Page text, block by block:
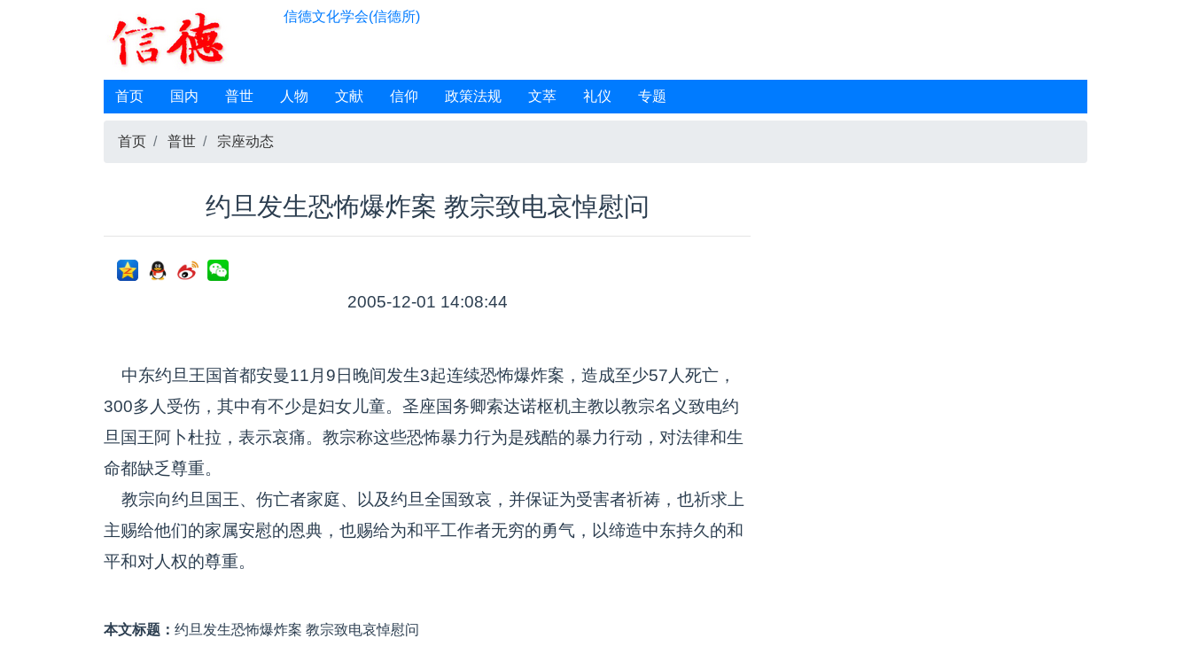
信德文化学会(信德所)
首页 国内 普世 人物 文献 信仰 政策法规 文萃 礼仪 专题
首页 普世 宗座动态
约旦发生恐怖爆炸案 教宗致电哀悼慰问
2005-12-01 14:08:44
中东约旦王国首都安曼11月9日晚间发生3起连续恐怖爆炸案，造成至少57人死亡，
300多人受伤，其中有不少是妇女儿童。圣座国务卿索达诺枢机主教以教宗名义致电约
旦国王阿卜杜拉，表示哀痛。教宗称这些恐怖暴力行为是残酷的暴力行动，对法律和生
命都缺乏尊重。
教宗向约旦国王、伤亡者家庭、以及约旦全国致哀，并保证为受害者祈祷，也祈求上
主赐给他们的家属安慰的恩典，也赐给为和平工作者无穷的勇气，以缔造中东持久的和
平和对人权的尊重。
本文标题： 约旦发生恐怖爆炸案 教宗致电哀悼慰问